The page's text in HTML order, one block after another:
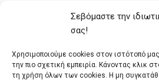
Σεβόμαστε την
σας!
Χρησιμοποιούμε cookies στον ιστότοπό
την πιο σχετική εμπειρία. Κάνοντας κλικ
τη χρήση όλων των cookies. Η μη
Πολιτική cookies